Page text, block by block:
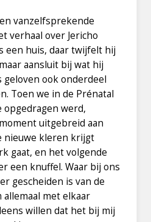
vanzelfsprekende
verhaal over Jericho
een huis, daar twijfelt hij
aansluit bij wat hij
ook onderdeel
Toen we in de Prénatal
opgedragen werd,
uitgebreid aan
nieuwe kleren krijgt
gaat, en het volgende
een knuffel. Waar bij ons
gescheiden is van de
met elkaar
willen dat het bij mij